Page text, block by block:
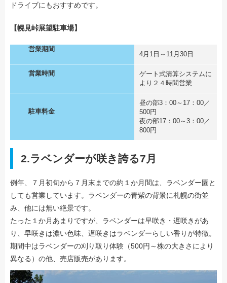
ドライブにもおすすめです。
【幌見峠展望駐車場】
営業期間
4月1日～11月30日
営業時間
ゲート式清算システムに
より２４時間営業
駐車料金
昼の部3：00～17：00／
500円
夜の部17：00～3：00／
800円
2.ラベンダーが咲き誇る7月
例年、７月初旬から７月末までの約１か月間は、ラベンダー園と
しても営業しています。ラベンダーの青紫の背景に札幌の街並
み、他には無い絶景です。
たった１か月あまりですが、ラベンダーは早咲き・遅咲きがあ
り、早咲きは濃い色味、遅咲きはラベンダーらしい香りが特徴。
期間中はラベンダーの刈り取り体験（500円～株の大きさにより
異なる）の他、売店販売があります。